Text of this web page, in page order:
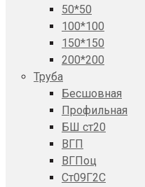
50*50
100*100
150*150
200*200
Труба
Бесшовная
Профильная
БШ ст20
ВГП
ВГПоц
Ст09Г2С